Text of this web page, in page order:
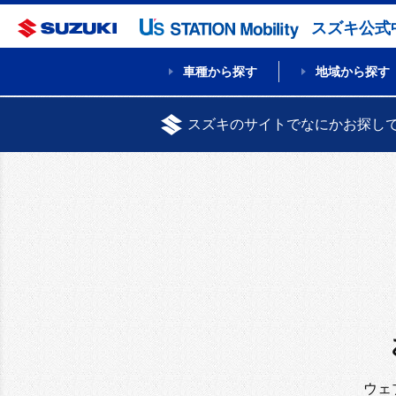
スズキ公式
車種から探す 地域から探す
スズキのサイトでなにかお探し
ウェ